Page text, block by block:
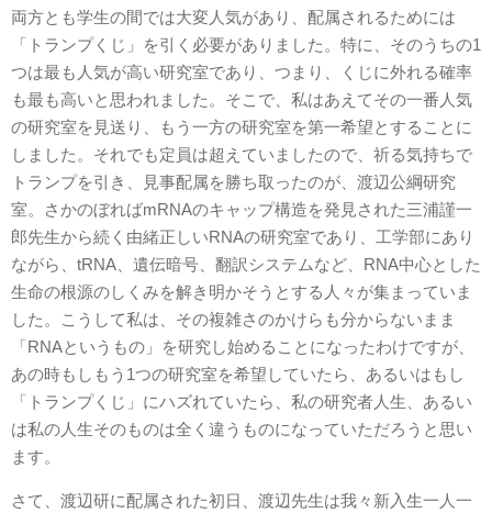
両方とも学生の間では大変人気があり、配属されるためには
「トランプくじ」を引く必要がありました。特に、そのうちの1
つは最も人気が高い研究室であり、つまり、くじに外れる確率
も最も高いと思われました。そこで、私はあえてその一番人気
の研究室を見送り、もう一方の研究室を第一希望とすることに
しました。それでも定員は超えていましたので、祈る気持ちで
トランプを引き、見事配属を勝ち取ったのが、渡辺公綱研究
室。さかのぼればmRNAのキャップ構造を発見された三浦謹一
郎先生から続く由緒正しいRNAの研究室であり、工学部にあり
ながら、tRNA、遺伝暗号、翻訳システムなど、RNA中心とした
生命の根源のしくみを解き明かそうとする人々が集まっていま
した。こうして私は、その複雑さのかけらも分からないまま
「RNAというもの」を研究し始めることになったわけですが、
あの時もしもう1つの研究室を希望していたら、あるいはもし
「トランプくじ」にハズれていたら、私の研究者人生、あるい
は私の人生そのものは全く違うものになっていただろうと思い
ます。
さて、渡辺研に配属された初日、渡辺先生は我々新入生一人一